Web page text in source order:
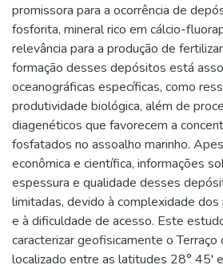
promissora para a ocorrência de
fosforita, mineral rico em cálcio-
relevância para a produção de
formação desses depósitos está
oceanográficas específicas, como
produtividade biológica, além de
diagenéticos que favorecem a
fosfatados no assoalho marinho.
econômica e científica, informações
espessura e qualidade desses
limitadas, devido à complexidade
e à dificuldade de acesso. Este
caracterizar geofisicamente o Terraço
localizado entre as latitudes 28° 45'